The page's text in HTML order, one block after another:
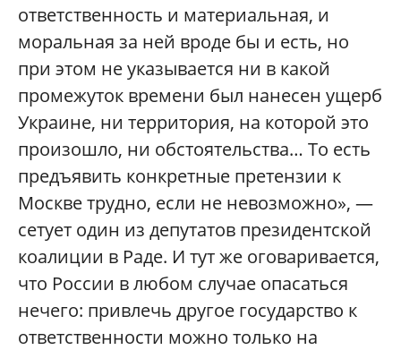
ответственность и материальная, и
моральная за ней вроде бы и есть, но
при этом не указывается ни в какой
промежуток времени был нанесен ущерб
Украине, ни территория, на которой это
произошло, ни обстоятельства… То есть
предъявить конкретные претензии к
Москве трудно, если не невозможно», —
сетует один из депутатов президентской
коалиции в Раде. И тут же оговаривается,
что России в любом случае опасаться
нечего: привлечь другое государство к
ответственности можно только на